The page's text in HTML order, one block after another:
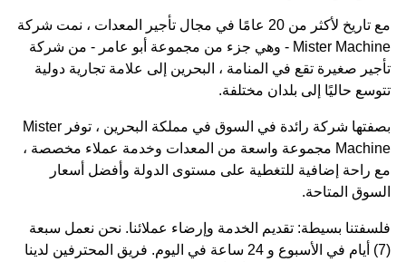
مع تاريخ لأكثر من 20 عامًا في مجال تأجير المعدات ، نمت شركة
Mister Machine - وهي جزء من مجموعة أبو عامر - من شركة
تأجير صغيرة تقع في المنامة ، البحرين إلى علامة تجارية دولية
تتوسع حاليًا إلى بلدان مختلفة.
بصفتها شركة رائدة في السوق في مملكة البحرين ، توفر Mister
Machine مجموعة واسعة من المعدات وخدمة عملاء مخصصة ،
مع راحة إضافية للتغطية على مستوى الدولة وأفضل أسعار
السوق المتاحة.
فلسفتنا بسيطة: تقديم الخدمة وإرضاء عملائنا. نحن نعمل سبعة
(7) أيام في الأسبوع و 24 ساعة في اليوم. فريق المحترفين لدينا